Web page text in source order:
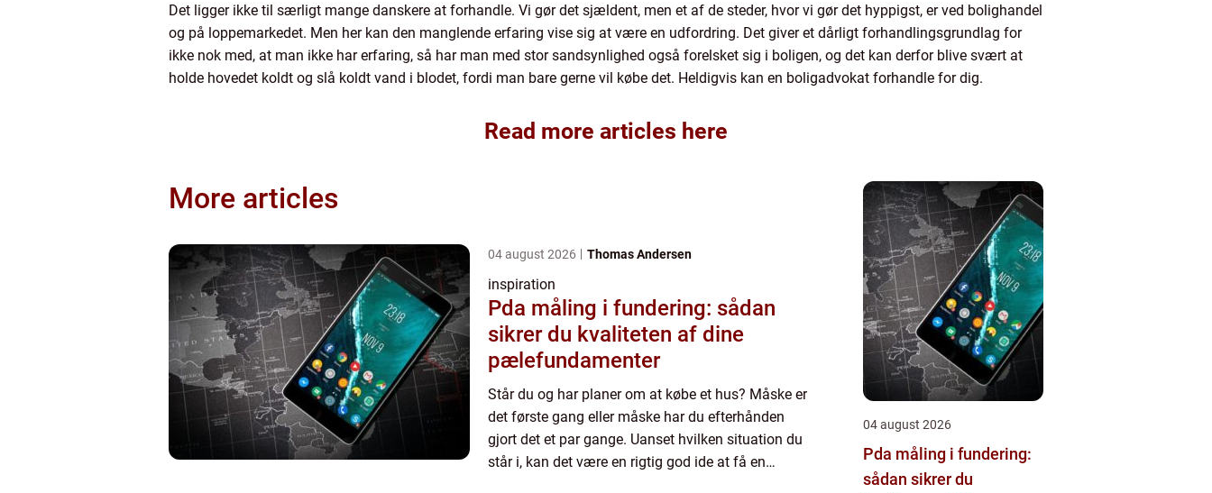
Det ligger ikke til særligt mange danskere at forhandle. Vi gør det sjældent, men et af de steder, hvor vi gør det hyppigst, er ved bolighandel
og på loppemarkedet. Men her kan den manglende erfaring vise sig at være en udfordring. Det giver et dårligt forhandlingsgrundlag for
ikke nok med, at man ikke har erfaring, så har man med stor sandsynlighed også forelsket sig i boligen, og det kan derfor blive svært at
holde hovedet koldt og slå koldt vand i blodet, fordi man bare gerne vil købe det. Heldigvis kan en boligadvokat forhandle for dig.
Read more articles here
More articles
04 august 2026 Thomas Andersen
inspiration
Pda måling i fundering: sådan
sikrer du kvaliteten af dine
pælefundamenter
Står du og har planer om at købe et hus? Måske er
det første gang eller måske har du efterhånden
gjort det et par gange. Uanset hvilken situation du
står i, kan det være en rigtig god ide at få en
04 august 2026
Pda måling i fundering:
sådan sikrer du